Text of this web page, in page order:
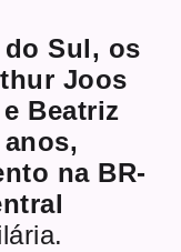
Sul, os
Joos
Beatriz
na BR-